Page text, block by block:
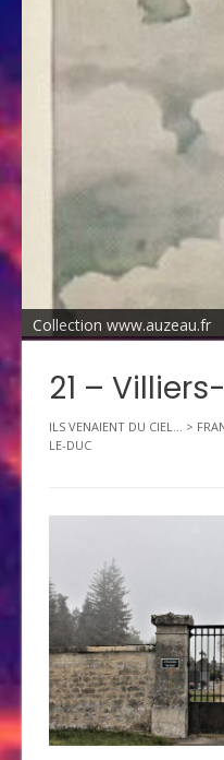
Collection www.auzeau.fr
21 –
ILS VENAIENT DU CIEL... >
LE-DUC